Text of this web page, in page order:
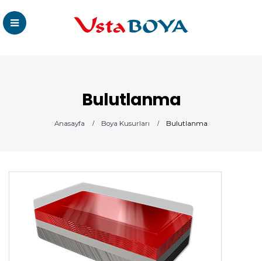
Bulutlanma
Anasayfa Boya Kusurları Bulutlanma